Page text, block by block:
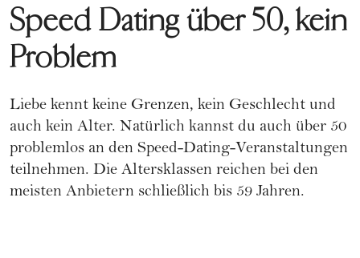
Speed Dating über 50, kein
Problem
Liebe kennt keine Grenzen, kein Geschlecht und
auch kein Alter. Natürlich kannst du auch über 50
problemlos an den Speed-Dating-Veranstaltungen
teilnehmen. Die Altersklassen reichen bei den
meisten Anbietern schließlich bis 59 Jahren.